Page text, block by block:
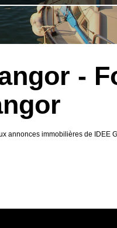
-
annonces immobilières de IDEE